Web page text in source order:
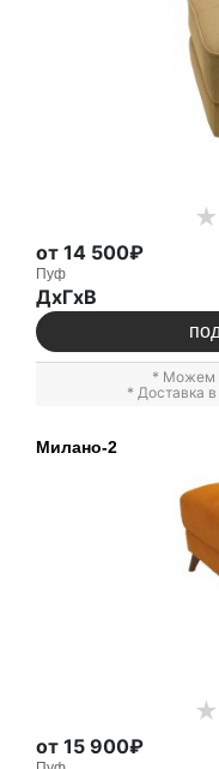
от 14 500₽
Пуф
ДxГxВ
* Можем
* Доставка
Милано-2
от 15 900₽